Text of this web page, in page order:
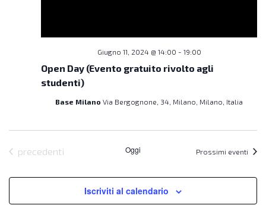
Open Day (Evento gratuito rivolto agli
studenti)
Giugno 11, 2024 @ 14:00 - 19:00
Base Milano Via Bergognone, 34, Milano, Milano, Italia
Eventi
precedenti Oggi Prossimi eventi
Iscriviti al calendario